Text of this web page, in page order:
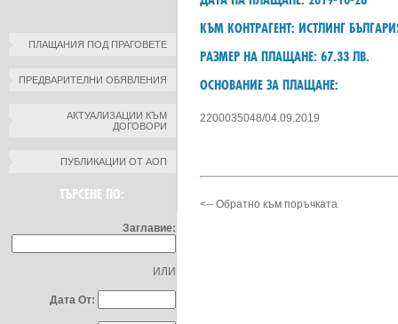
ПЛАЩАНИЯ ПОД ПРАГОВЕТЕ
ПРЕДВАРИТЕЛНИ ОБЯВЛЕНИЯ
АКТУАЛИЗАЦИИ КЪМ
ДОГОВОРИ
ПУБЛИКАЦИИ ОТ АОП
ТЪРСЕНЕ ПО:
Заглавие:
ИЛИ
Дата От:
КЪМ КОНТРАГЕНТ: ИСТЛИНГ
РАЗМЕР НА ПЛАЩАНЕ: 67.33 ЛВ.
ОСНОВАНИЕ ЗА ПЛАЩАНЕ:
2200035048/04.09.2019
<-- Обратно към поръчката